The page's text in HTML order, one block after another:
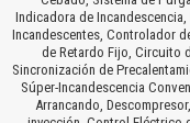
Indicadora de
Incandescentes, Controlador
de Retardo Fijo, Circuito
Sincronización de
Súper-Incandescencia
Arrancando,